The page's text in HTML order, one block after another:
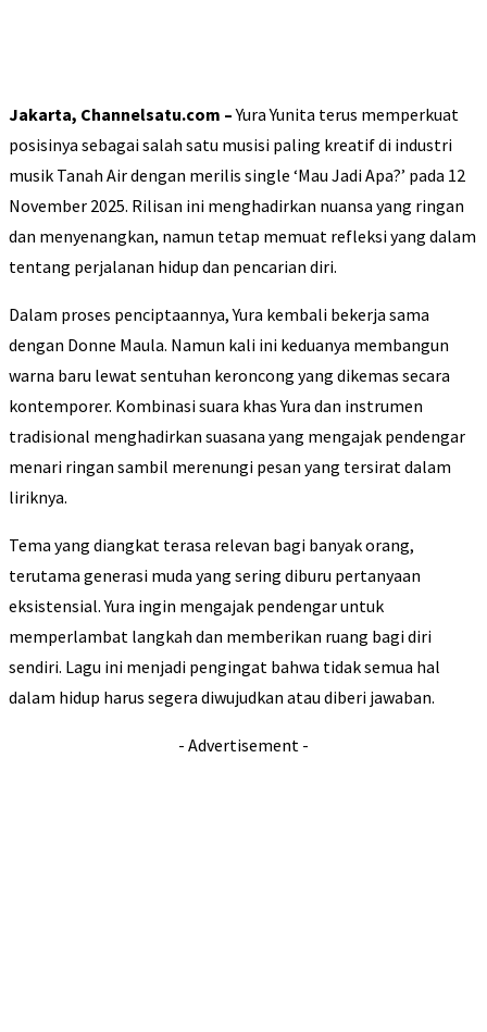
Jakarta, Channelsatu.com –Yura Yunita terus memperkuat
posisinya sebagai salah satu musisi paling kreatif di industri
musik Tanah Air dengan merilis single ‘Mau Jadi Apa?’ pada 12
November 2025. Rilisan ini menghadirkan nuansa yang ringan
dan menyenangkan, namun tetap memuat refleksi yang dalam
tentang perjalanan hidup dan pencarian diri.
Dalam proses penciptaannya, Yura kembali bekerja sama
dengan Donne Maula. Namun kali ini keduanya membangun
warna baru lewat sentuhan keroncong yang dikemas secara
kontemporer. Kombinasi suara khas Yura dan instrumen
tradisional menghadirkan suasana yang mengajak pendengar
menari ringan sambil merenungi pesan yang tersirat dalam
liriknya.
Tema yang diangkat terasa relevan bagi banyak orang,
terutama generasi muda yang sering diburu pertanyaan
eksistensial. Yura ingin mengajak pendengar untuk
memperlambat langkah dan memberikan ruang bagi diri
sendiri. Lagu ini menjadi pengingat bahwa tidak semua hal
dalam hidup harus segera diwujudkan atau diberi jawaban.
- Advertisement -